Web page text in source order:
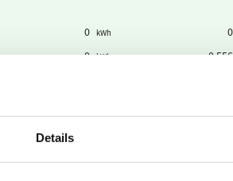
Details
0 kWh 0
0 kWh 0,556